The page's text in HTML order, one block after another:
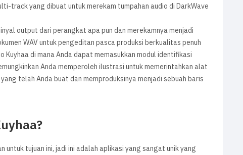
track yang dibuat untuk merekam tumpahan audio di DarkWave
output dari perangkat apa pun dan merekamnya menjadi
WAV untuk pengeditan pasca produksi berkualitas penuh
di mana Anda dapat memasukkan modul identifikasi
Anda memperoleh ilustrasi untuk memerintahkan alat
telah Anda buat dan memproduksinya menjadi sebuah baris
untuk tujuan ini, jadi ini adalah aplikasi yang sangat unik yang